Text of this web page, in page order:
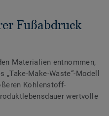
Fußabdruck
Materialien entnommen,
Make-Waste“-Modell
Kohlenstoff-
wertvolle